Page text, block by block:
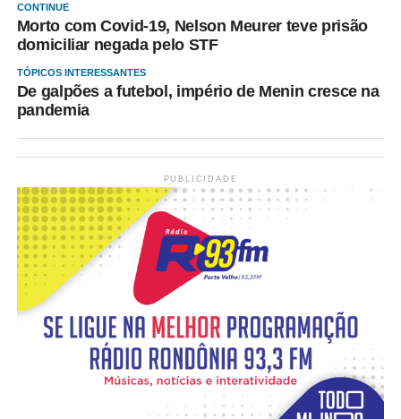
CONTINUE
Morto com Covid-19, Nelson Meurer teve prisão
domiciliar negada pelo STF
TÓPICOS INTERESSANTES
De galpões a futebol, império de Menin cresce na
pandemia
PUBLICIDADE